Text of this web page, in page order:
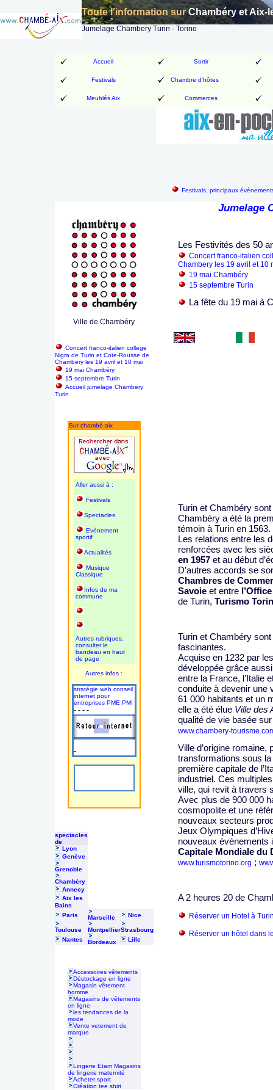
Toute l'information surChambéry et Aix-
Jumelage Chambery Turin - Torino
Accueil Sortir
Festivals Chambre d'hôtes
Meublés Aix Commerces
Festivals, principaux
Ville de Chambéry
Jumelage
Les Festivités des 50
Concert franco-italien
Chambery les 19 avril et 10
19 mai Chambéry
15 septembre Turin
La fête du 19 mai à
Concert franco-italien college
Nigra de Turin et Cote-Rousse de
Chambery les 19 avril et 10 mai
19 mai Chambéry
15 septembre Turin
Accueil jumelage Chambery
Turin
Sur chambé-aix
Aller aussi à :
Festivals
Spectacles
Evènement
sportif
Actualités
Musique
Classique
Infos de ma
commune
Autres rubriques,
consulter le
bandeau en haut
de page
Autres infos :
stratégie web conseil
internet pour
entreprises PME PMI
- - - -
-
spectacles
de
Lyon
Genève
Grenoble
Chambéry
Annecy
Aix les
Bains
Paris
Marseille Nice
Toulouse MontpellierStrasbourg
Nantes
Bordeaux Lille
Accessoires vêtements
Déstockage en ligne
Magasin vêtement
homme
Magasins de vêtements
en ligne
les tendances de la
mode
Vente vetement de
marque
Lingerie Etam Magasins
de lingerie maternité
Acheter sport
Création tee shirt
Turin et Chambéry
Chambéry a été la
témoin à Turin en 1563.
Les relations entre les
renforcées avec les
en 1957 et au début
D’autres accords se
Chambres de
Savoie et entre
de Turin, Turismo
Turin et Chambéry
fascinantes.
Acquise en 1232 par
développée grâce
entre la France, l’Italie
conduite à devenir une
61 000 habitants et un
elle a été élue Ville des
qualité de vie basée
www.chambery-
Ville d’origine romaine,
transformations sous
première capitale de
industriel. Ces
ville, qui revit à travers
Avec plus de 900 000
cosmopolite et une
nouveaux secteurs
Jeux Olympiques
nouveaux
Capitale Mondiale du
www.turismotorino.org ;
A 2 heures 20 de
Réserver un Hotel à
Réserver un hôtel dans